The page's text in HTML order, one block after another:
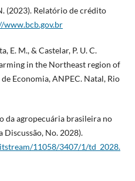
(2023). Relatório de crédito
www.bcb.gov.br
E. M., & Castelar, P. U. C.
in the Northeast region of
Economia, ANPEC. Natal, Rio
da agropecuária brasileira no
Discussão, No. 2028).
11058/3407/1/td_2028.